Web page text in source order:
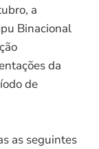
a
Binacional
da
de
as seguintes